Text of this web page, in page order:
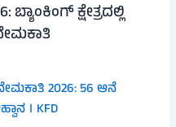
ಬ್ಯಾಂಕಿಂಗ್ ಕ್ಷೇತ್ರದಲ್ಲಿ